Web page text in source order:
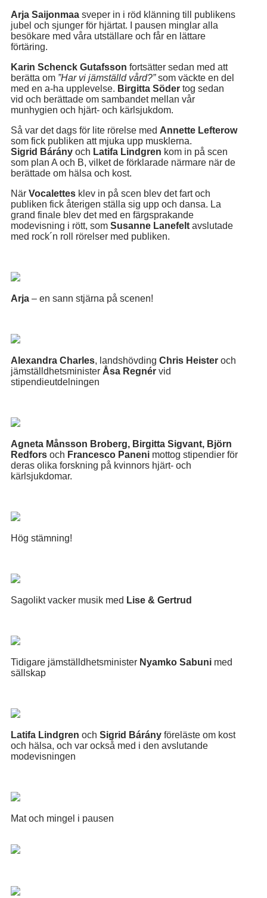
Arja Saijonmaa sveper in i röd klänning till publikens
jubel och sjunger för hjärtat. I pausen minglar alla
besökare med våra utställare och får en lättare
förtäring.
Karin Schenck Gutafsson fortsätter sedan med att
berätta om ”Har vi jämställd vård?”som väckte en del
med en a-ha upplevelse. Birgitta Söder tog sedan
vid och berättade om sambandet mellan vår
munhygien och hjärt- och kärlsjukdom.
Så var det dags för lite rörelse med Annette Lefterow
som fick publiken att mjuka upp musklerna.
Sigrid Bárány och Latifa Lindgren kom in på scen
som plan A och B, vilket de förklarade närmare när de
berättade om hälsa och kost.
När Vocalettes klev in på scen blev det fart och
publiken fick återigen ställa sig upp och dansa. La
grand finale blev det med en färgsprakande
modevisning i rött, som Susanne Lanefelt avslutade
med rock´n roll rörelser med publiken.
Arja – en sann stjärna på scenen!
Alexandra Charles, landshövding Chris Heister och
jämställdhetsminister Åsa Regnér vid
stipendieutdelningen
Agneta Månsson Broberg, Birgitta Sigvant, Björn
Redfors och Francesco Paneni mottog stipendier för
deras olika forskning på kvinnors hjärt- och
kärlsjukdomar.
Hög stämning!
Sagolikt vacker musik med Lise & Gertrud
Tidigare jämställdhetsminister Nyamko Sabuni med
sällskap
Latifa Lindgren och Sigrid Bárány föreläste om kost
och hälsa, och var också med i den avslutande
modevisningen
Mat och mingel i pausen